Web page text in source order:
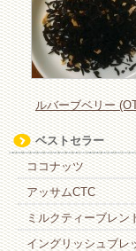
ルバーブベリー
ベストセラー
ココナッツ
アッサムCTC
ミルクティーブレン
イングリッシュブレ